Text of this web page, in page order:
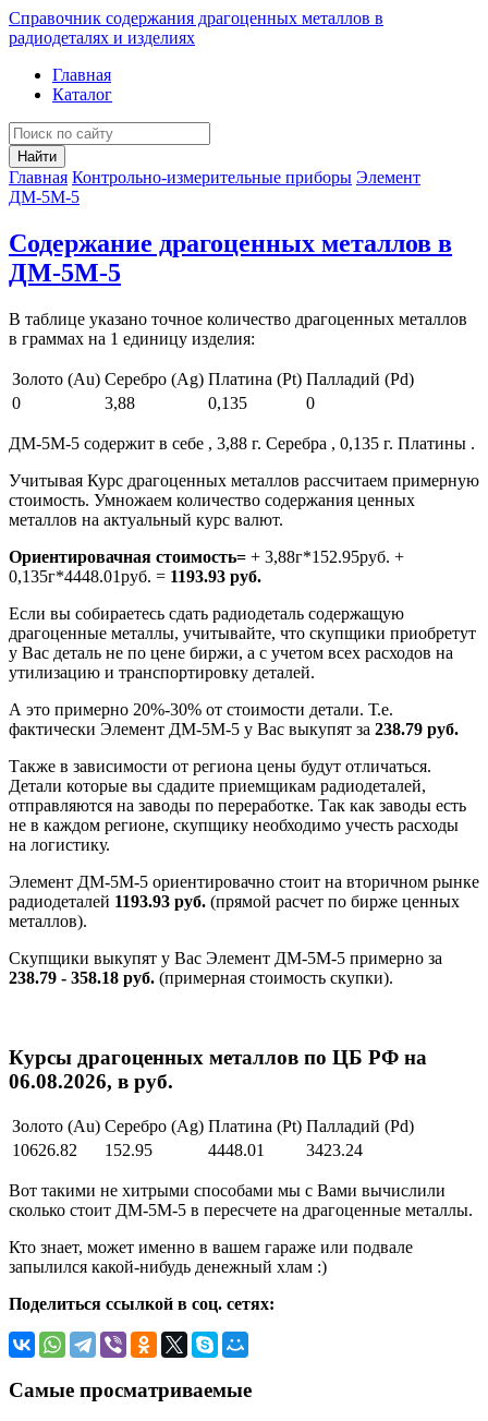
Справочник содержания драгоценных металлов в
радиодеталях и изделиях
Главная
Каталог
Найти
Главная Контрольно-измерительные приборы Элемент
ДМ-5М-5
Содержание драгоценных металлов в
ДМ-5М-5
В таблице указано точное количество драгоценных металлов
в граммах на 1 единицу изделия:
Золото (Au) Серебро (Ag) Платина (Pt) Палладий (Pd)
0
3,88 0,135 0
ДМ-5М-5 содержит в себе , 3,88 г. Серебра , 0,135 г. Платины .
Учитывая Курс драгоценных металлов рассчитаем примерную
стоимость. Умножаем количество содержания ценных
металлов на актуальный курс валют.
Ориентировачная стоимость= + 3,88г*152.95руб. +
0,135г*4448.01руб. = 1193.93 руб.
Если вы собираетесь сдать радиодеталь содержащую
драгоценные металлы, учитывайте, что скупщики приобретут
у Вас деталь не по цене биржи, а с учетом всех расходов на
утилизацию и транспортировку деталей.
А это примерно 20%-30% от стоимости детали. Т.е.
фактически Элемент ДМ-5М-5 у Вас выкупят за 238.79 руб.
Также в зависимости от региона цены будут отличаться.
Детали которые вы сдадите приемщикам радиодеталей,
отправляются на заводы по переработке. Так как заводы есть
не в каждом регионе, скупщику необходимо учесть расходы
на логистику.
Элемент ДМ-5М-5 ориентировачно стоит на вторичном рынке
радиодеталей 1193.93 руб. (прямой расчет по бирже ценных
металлов).
Скупщики выкупят у Вас Элемент ДМ-5М-5 примерно за
238.79 - 358.18 руб. (примерная стоимость скупки).
Курсы драгоценных металлов по ЦБ РФ на
06.08.2026, в руб.
Золото (Au) Серебро (Ag) Платина (Pt) Палладий (Pd)
10626.82
152.95 4448.01 3423.24
Вот такими не хитрыми способами мы с Вами вычислили
сколько стоит ДМ-5М-5 в пересчете на драгоценные металлы.
Кто знает, может именно в вашем гараже или подвале
запылился какой-нибудь денежный хлам :)
Поделиться ссылкой в соц. сетях:
Самые просматриваемые